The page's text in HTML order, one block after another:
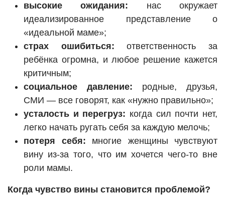
высокие ожидания: нас окружает
идеализированное представление о
«идеальной маме»;
страх ошибиться: ответственность за
ребёнка огромна, и любое решение кажется
критичным;
социальное давление: родные, друзья,
СМИ — все говорят, как «нужно правильно»;
усталость и перегруз: когда сил почти нет,
легко начать ругать себя за каждую мелочь;
потеря себя: многие женщины чувствуют
вину из-за того, что им хочется чего-то вне
роли мамы.
Когда чувство вины становится проблемой?